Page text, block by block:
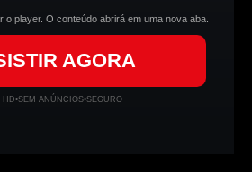
o player. O conteúdo abrirá em uma nova aba.
AGORA
HD•SEM ANÚNCIOS•SEGURO